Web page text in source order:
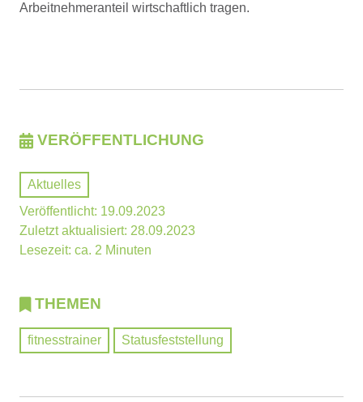
Arbeitnehmeranteil wirtschaftlich tragen.
VERÖFFENTLICHUNG
Aktuelles
Veröffentlicht: 19.09.2023
Zuletzt aktualisiert: 28.09.2023
Lesezeit: ca. 2 Minuten
THEMEN
fitnesstrainer Statusfeststellung